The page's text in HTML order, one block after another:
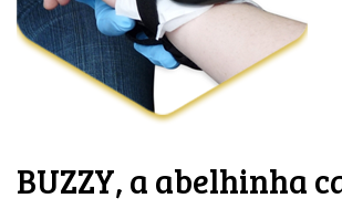
BUZZY, a abelhinha